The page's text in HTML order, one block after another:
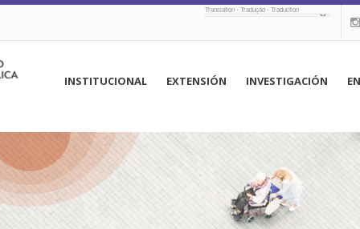
Translation - Tradução - Traduction
principal
INSTITUCIONAL EXTENSIÓN INVESTIGACIÓN